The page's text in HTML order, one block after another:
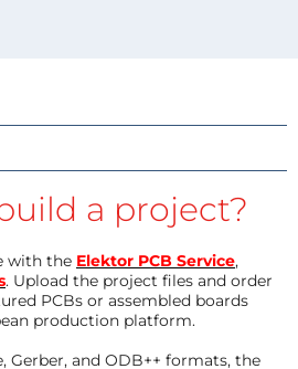
a project?
with the Elektor PCB Service,
. Upload the project files and order
PCBs or assembled boards
production platform.
Gerber, and ODB++ formats, the